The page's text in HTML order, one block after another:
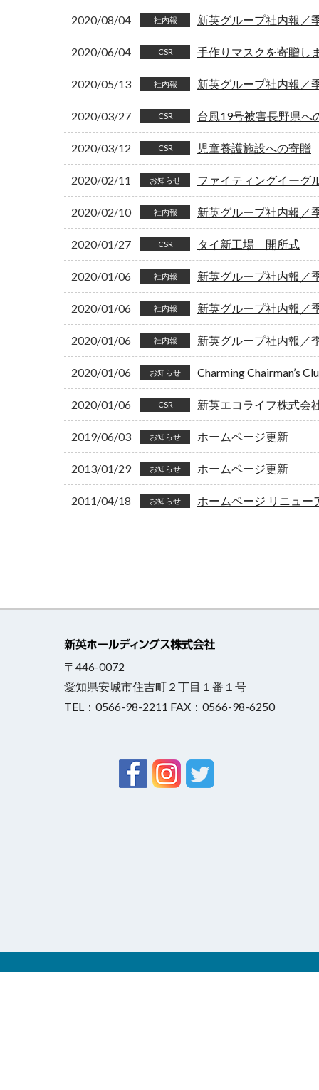
2020/08/04 社内報 新英グループ社内報
2020/06/04 CSR 手作りマスクを寄贈し
2020/05/13 社内報 新英グループ社内報
2020/03/27 CSR 台風19号被害長野県へ
2020/03/12 CSR 児童養護施設への寄贈
2020/02/11 お知らせ ファイティングイーグ
2020/02/10 社内報 新英グループ社内報
2020/01/27 CSR タイ新工場 開所式
2020/01/06 社内報 新英グループ社内報
2020/01/06 社内報 新英グループ社内報
2020/01/06 社内報 新英グループ社内報
2020/01/06 お知らせ Charming Chairman’s
2020/01/06 CSR 新英エコライフ株式
2019/06/03 お知らせ ホームページ更新
2013/01/29 お知らせ ホームページ更新
2011/04/18 お知らせ ホームページ リニュー
〒446-0072
愛知県安城市住吉町２丁目１番１号
TEL：0566-98-2211 FAX：0566-98-6250